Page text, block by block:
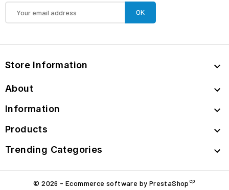
Store Information 
About 
Information 
Products 
Trending Categories 
© 2026 - Ecommerce software by PrestaShop cp